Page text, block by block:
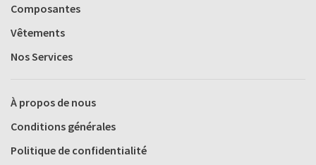
Composantes
Vêtements
Nos Services
À propos de nous
Conditions générales
Politique de confidentialité